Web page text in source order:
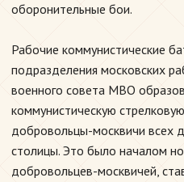
оборонительные бои.
Рабочие коммунистические
подразделения московских
военного совета МВО
коммунистическую
добровольцы-москвичи всех
столицы. Это было началом
добровольцев-москвичей,